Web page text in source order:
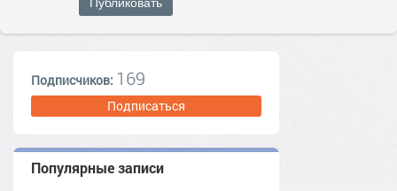
Публиковать
Подписчиков: 169
Подписаться
Популярные записи